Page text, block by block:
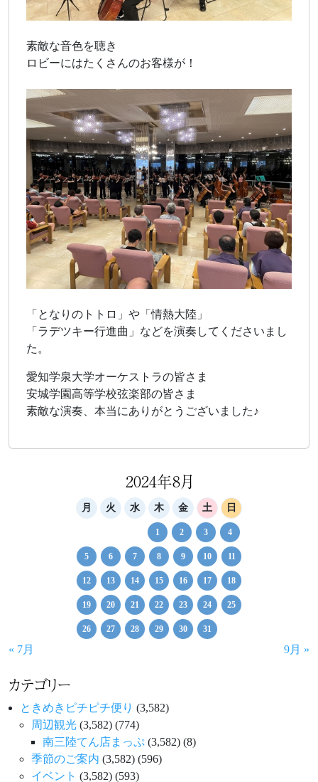
素敵な音色を聴き
ロビーにはたくさんのお客様が！
「となりのトトロ」や「情熱大陸」
「ラデツキー行進曲」などを演奏してくださいまし
た。
愛知学泉大学オーケストラの皆さま
安城学園高等学校弦楽部の皆さま
素敵な演奏、本当にありがとうございました♪
2024年8月
月 火 水 木 金 土 日
1 2 3 4
5 6 7 8 9 10 11
12 13 14 15 16 17 18
19 20 21 22 23 24 25
26 27 28 29 30 31
« 7月 9月 »
カテゴリー
ときめきピチピチ便り (3,582)
周辺観光 (3,582) (774)
南三陸てん店まっぷ (3,582) (8)
季節のご案内 (3,582) (596)
イベント (3,582) (593)